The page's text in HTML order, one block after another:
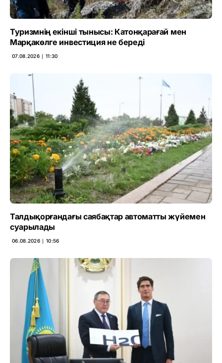
Туризмнің екінші тынысы: Катонқарағай мен
Марқакөлге инвестиция не береді
07.08.2026 ∣ 11:30
Талдықорғандағы саябақтар автоматты жүйемен
суарылады
06.08.2026 ∣ 10:56